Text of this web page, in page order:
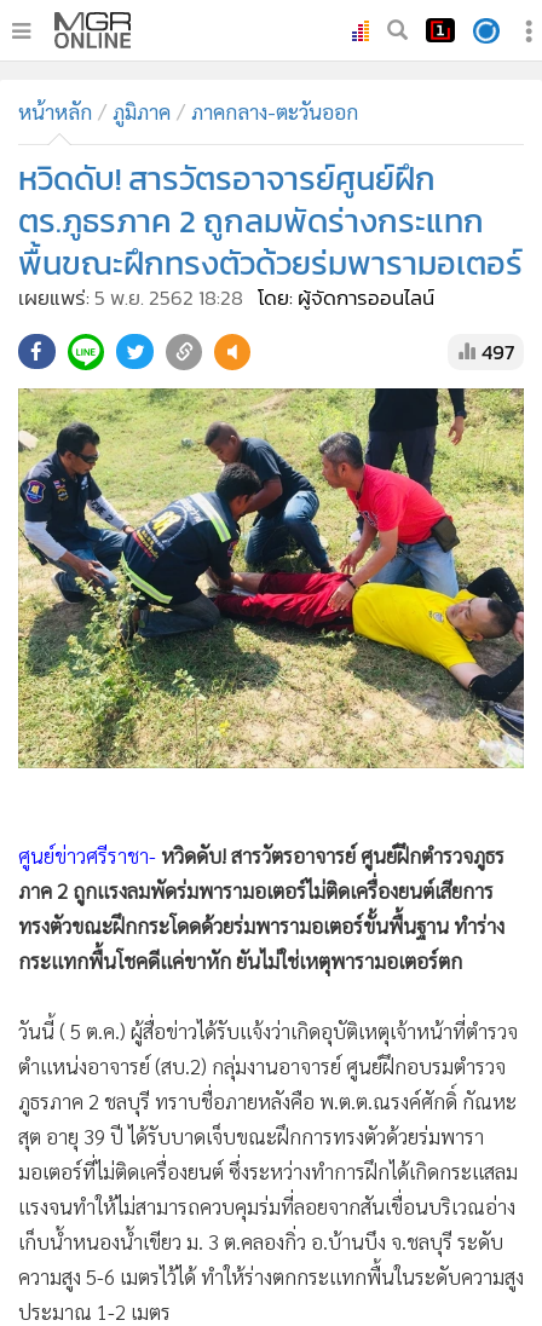
ทันเหตุการณ์
• ภาคใต้
Online Section
• บันเทิง
• คอลัมนิสต์
• ละคร
• CbizReview
• Cyber BIZ
• ผู้จัดกวน
• Good health & Well-being
• Green Innovation & SD
• Management & HR
• MGR Live
• Infographic
• การเมือง
• ท่องเที่ยว
ต่างประเทศ
• Special Scoop
• เศรษฐกิจ-ธุรกิจ
• จีน
• อาชญากรรม
• Motoring
• เกม
• วิทยาศาสตร์
• SMEs
• หุ้น
• อินโดจีน
• กองทุนรวม
หน้าหลัก ภูมิภาค ภาคกลาง-ตะวันออก
หวิดดับ! สารวัตรอาจารย์ศูนย์ฝึก
ตร.ภูธรภาค 2 ถูกลมพัดร่างกระแทก
พื้นขณะฝึกทรงตัวด้วยร่มพารามอเตอร์
เผยแพร่:5 พ.ย. 2562 18:28 โดย: ผู้จัดการออนไลน์
497
ศูนย์ข่าวศรีราชา- หวิดดับ! สารวัตรอาจารย์ ศูนย์ฝึกตำรวจภูธร
ภาค 2 ถูกแรงลมพัดร่มพารามอเตอร์ไม่ติดเครื่องยนต์เสียการ
ทรงตัวขณะฝึกกระโดดด้วยร่มพารามอเตอร์ขั้นพื้นฐาน ทำร่าง
กระแทกพื้นโชคดีแค่ขาหัก ยันไม่ใช่เหตุพารามอเตอร์ตก
วันนี้ ( 5 ต.ค.) ผู้สื่อข่าวได้รับแจ้งว่าเกิดอุบัติเหตุเจ้าหน้าที่ตำรวจ
ตำแหน่งอาจารย์ (สบ.2) กลุ่มงานอาจารย์ ศูนย์ฝึกอบรมตำรวจ
ภูธรภาค 2 ชลบุรี ทราบชื่อภายหลังคือ พ.ต.ต.ณรงค์ศักดิ์ กัณหะ
สุต อายุ 39 ปี ได้รับบาดเจ็บขณะฝึกการทรงตัวด้วยร่มพารา
มอเตอร์ที่ไม่ติดเครื่องยนต์ ซึ่งระหว่างทำการฝึกได้เกิดกระแสลม
แรงจนทำให้ไม่สามารถควบคุมร่มที่ลอยจากสันเขื่อนบริเวณอ่าง
เก็บน้ำหนองน้ำเขียว ม. 3 ต.คลองกิ่ว อ.บ้านบึง จ.ชลบุรี ระดับ
ความสูง 5-6 เมตรไว้ได้ ทำให้ร่างตกกระแทกพื้นในระดับความสูง
ประมาณ 1-2 เมตร